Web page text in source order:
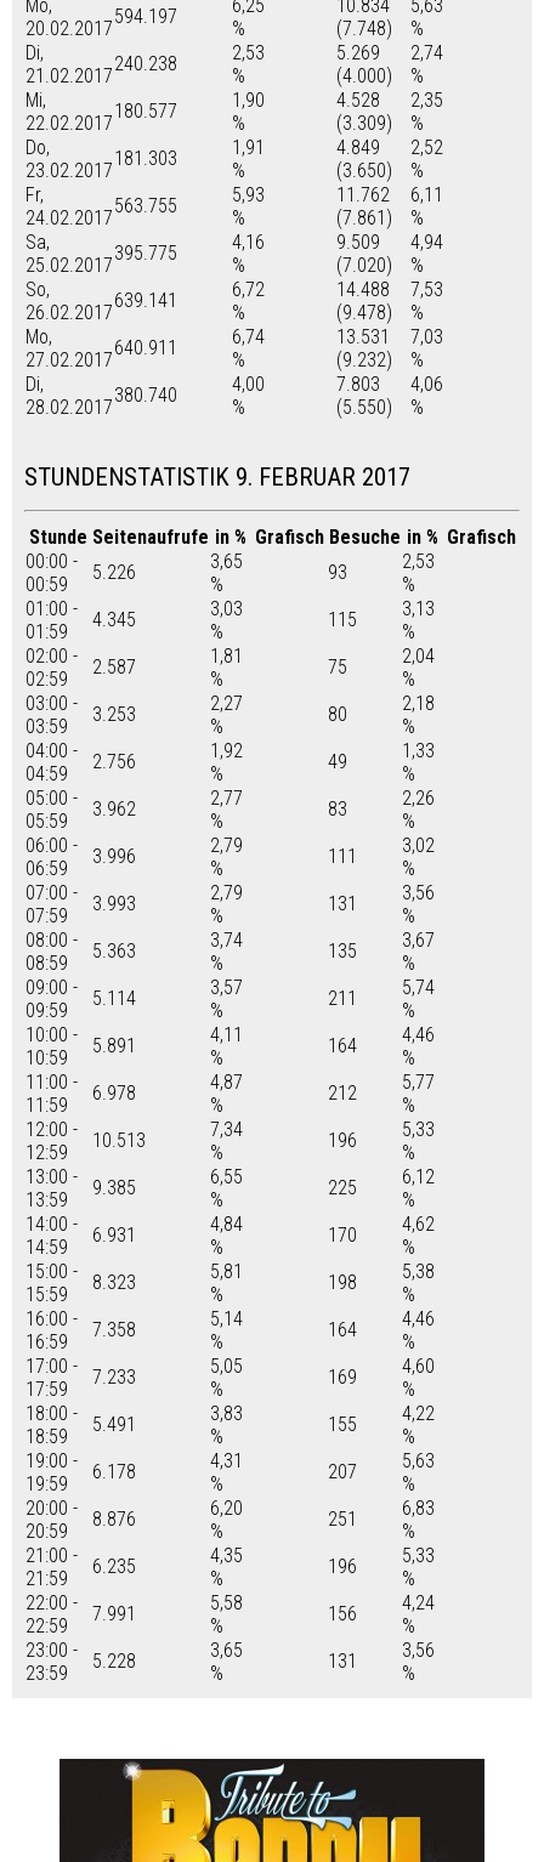
Mo,
20.02.2017
594.197
6,25
%
10.834
(7.748)
5,63
%
Di,
21.02.2017
240.238
2,53
%
5.269
(4.000)
2,74
%
Mi,
22.02.2017
180.577
1,90
%
4.528
(3.309)
2,35
%
Do,
23.02.2017
181.303
1,91
%
4.849
(3.650)
2,52
%
Fr,
24.02.2017
563.755
5,93
%
11.762
(7.861)
6,11
%
Sa,
25.02.2017
395.775
4,16
%
9.509
(7.020)
4,94
%
So,
26.02.2017
639.141
6,72
%
14.488
(9.478)
7,53
%
Mo,
27.02.2017
640.911
6,74
%
13.531
(9.232)
7,03
%
Di,
28.02.2017
380.740
4,00
%
7.803
(5.550)
4,06
%
STUNDENSTATISTIK 9. FEBRUAR 2017
Stunde Seitenaufrufe in % Grafisch Besuche in % Grafisch
00:00 -
00:59
5.226
3,65
%
93
2,53
%
01:00 -
01:59
4.345
3,03
%
115
3,13
%
02:00 -
02:59
2.587
1,81
%
75
2,04
%
03:00 -
03:59
3.253
2,27
%
80
2,18
%
04:00 -
04:59
2.756
1,92
%
49
1,33
%
05:00 -
05:59
3.962
2,77
%
83
2,26
%
06:00 -
06:59
3.996
2,79
%
111
3,02
%
07:00 -
07:59
3.993
2,79
%
131
3,56
%
08:00 -
08:59
5.363
3,74
%
135
3,67
%
09:00 -
09:59
5.114
3,57
%
211
5,74
%
10:00 -
10:59
5.891
4,11
%
164
4,46
%
11:00 -
11:59
6.978
4,87
%
212
5,77
%
12:00 -
12:59
10.513
7,34
%
196
5,33
%
13:00 -
13:59
9.385
6,55
%
225
6,12
%
14:00 -
14:59
6.931
4,84
%
170
4,62
%
15:00 -
15:59
8.323
5,81
%
198
5,38
%
16:00 -
16:59
7.358
5,14
%
164
4,46
%
17:00 -
17:59
7.233
5,05
%
169
4,60
%
18:00 -
18:59
5.491
3,83
%
155
4,22
%
19:00 -
19:59
6.178
4,31
%
207
5,63
%
20:00 -
20:59
8.876
6,20
%
251
6,83
%
21:00 -
21:59
6.235
4,35
%
196
5,33
%
22:00 -
22:59
7.991
5,58
%
156
4,24
%
23:00 -
23:59
5.228
3,65
%
131
3,56
%